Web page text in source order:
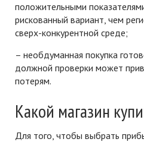
положительными
рискованный вариант, чем
сверх-конкурентной среде;
– необдуманная покупка
должной проверки может
потерям.
Какой магазин
Для того, чтобы выбрать